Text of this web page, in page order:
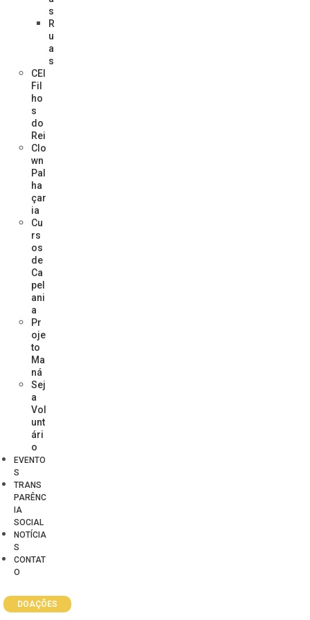
s
R
u
a
s
CEI
Fil
ho
s
do
Rei
Clo
wn
Pal
ha
çar
ia
Cu
rs
os
de
Ca
pel
ani
a
Pr
oje
to
Ma
ná
Sej
a
Vol
unt
ári
o
EVENTO
S
TRANS
PARÊNC
IA
SOCIAL
NOTÍCIA
S
CONTAT
O
DOAÇÕES